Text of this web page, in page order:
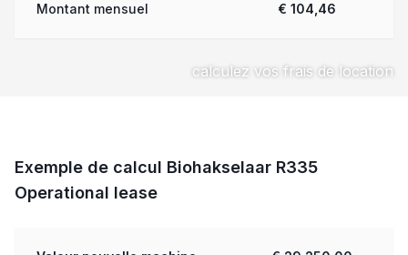
Montant mensuel € 104,46
calculez vos frais de location
Exemple de calcul Biohakselaar R335
Operational lease